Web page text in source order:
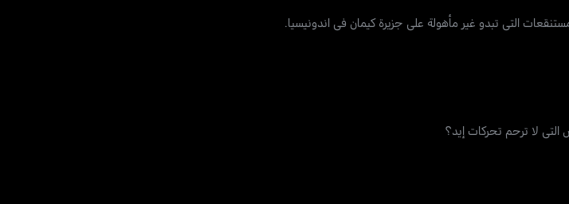
التي تبدو غير مأهولة على جزيرة كيمان في اندونيسيا.
لا ترحم تحركات إيد؟